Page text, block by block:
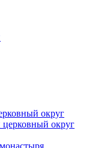
округ
церковный округ